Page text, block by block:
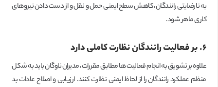
به نارضایتی رانندگان، کاهش سطح ایمنی حمل و نقل و از دست دادن نیروهای
کاری ماهر شود.
۶. بر فعالیت رانندگان نظارت کاملی دارد
علاوه بر تشویق به انجام فعالیت ها مطابق مقررات، مدیران ناوگان باید به شکل
منظم عملکرد رانندگان را از لحاظ ایمنی نظارت کنند. ارزیابی و اصلاح عادات بد